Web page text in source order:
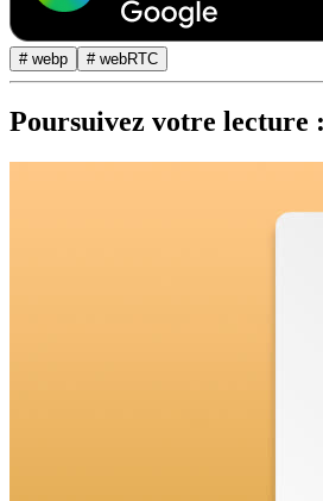
# webp # webRTC
Poursuivez votre lecture :